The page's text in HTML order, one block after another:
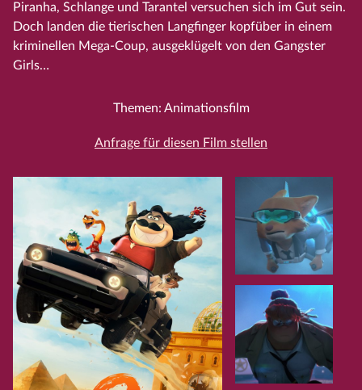
Piranha, Schlange und Tarantel versuchen sich im Gut sein.
Doch landen die tierischen Langfinger kopfüber in einem
kriminellen Mega-Coup, ausgeklügelt von den Gangster
Girls…
Themen: Animationsfilm
Anfrage für diesen Film stellen